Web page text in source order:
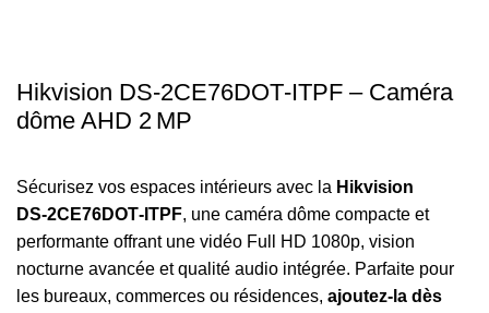
Hikvision DS‑2CE76DOT‑ITPF – Caméra
dôme AHD 2 MP
Sécurisez vos espaces intérieurs avec la Hikvision
DS‑2CE76DOT‑ITPF, une caméra dôme compacte et
performante offrant une vidéo Full HD 1080p, vision
nocturne avancée et qualité audio intégrée. Parfaite pour
les bureaux, commerces ou résidences, ajoutez-la dès